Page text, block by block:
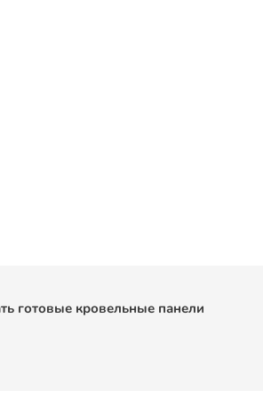
готовые кровельные панели